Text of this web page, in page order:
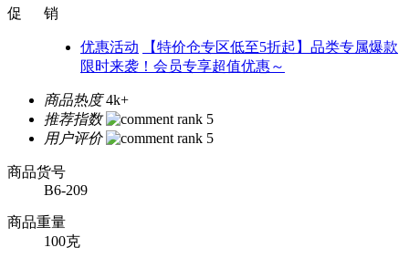
促 销
优惠活动
【特价仓专区低至5折起】品类专属爆款
限时来袭！会员专享超值优惠～
商品热度 4k+
推荐指数
用户评价
商品货号
B6-209
商品重量
100克